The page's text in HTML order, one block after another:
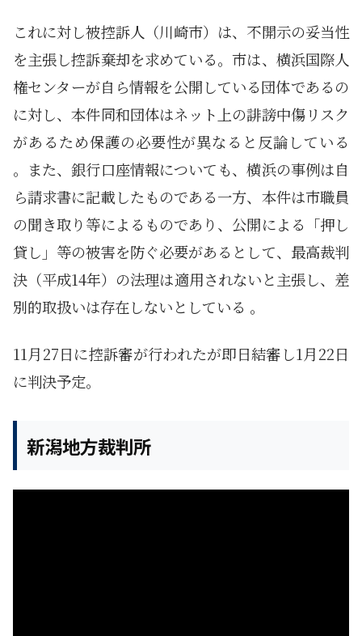
これに対し被控訴人（川崎市）は、不開示の妥当性
を主張し控訴棄却を求めている。市は、横浜国際人
権センターが自ら情報を公開している団体であるの
に対し、本件同和団体はネット上の誹謗中傷リスク
があるため保護の必要性が異なると反論している
。また、銀行口座情報についても、横浜の事例は自
ら請求書に記載したものである一方、本件は市職員
の聞き取り等によるものであり、公開による「押し
貸し」等の被害を防ぐ必要があるとして、最高裁判
決（平成14年）の法理は適用されないと主張し、差
別的取扱いは存在しないとしている 。
11月27日に控訴審が行われたが即日結審し1月22日
に判決予定。
新潟地方裁判所